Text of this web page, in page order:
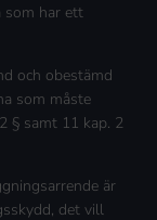
som har ett
och obestämd
som måste
§ samt 11 kap. 2
är
det vill